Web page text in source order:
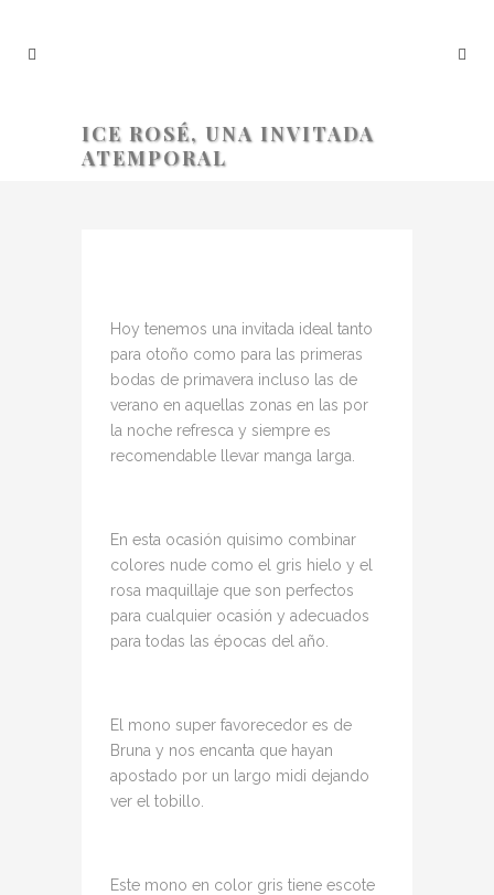
ICE ROSÉ, UNA INVITADA
ATEMPORAL
Hoy tenemos una invitada ideal tanto
para otoño como para las primeras
bodas de primavera incluso las de
verano en aquellas zonas en las por
la noche refresca y siempre es
recomendable llevar manga larga.
En esta ocasión quisimo combinar
colores nude como el gris hielo y el
rosa maquillaje que son perfectos
para cualquier ocasión y adecuados
para todas las épocas del año.
El mono super favorecedor es de
Bruna y nos encanta que hayan
apostado por un largo midi dejando
ver el tobillo.
Este mono en color gris tiene escote